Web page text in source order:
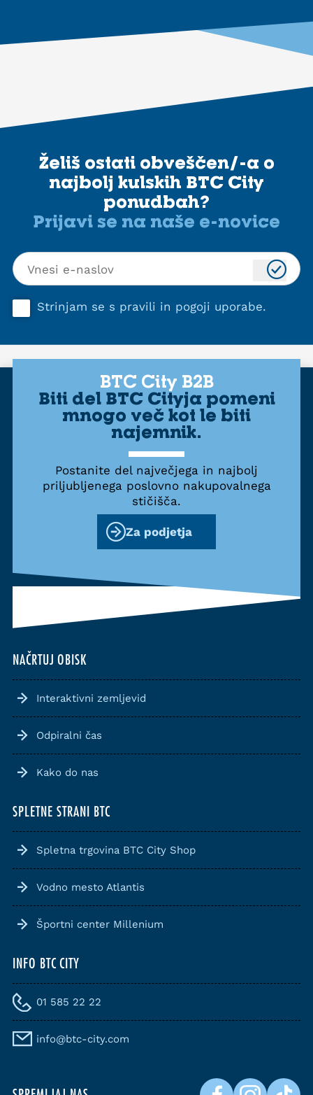
Želiš ostati obveščen/-a o
najbolj kulskih BTC City
ponudbah?
Prijavi se na naše e-novice
Strinjam se s pravili in pogoji uporabe.
NAČRTUJ OBISK
Interaktivni zemljevid
Odpiralni čas
Kako do nas
SPLETNE STRANI BTC
Spletna trgovina BTC City Shop
Vodno mesto Atlantis
Športni center Millenium
INFO BTC CITY
01 585 22 22
info@btc-city.com
BTC City B2B
Biti del BTC Cityja pomeni
mnogo več kot le biti
najemnik.
Postanite del največjega in najbolj
priljubljenega poslovno nakupovalnega
stičišča.
Za podjetja